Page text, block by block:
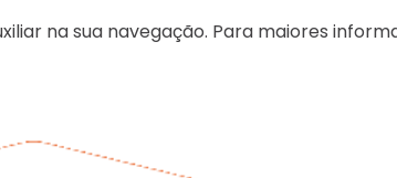
na sua navegação. Para maiores